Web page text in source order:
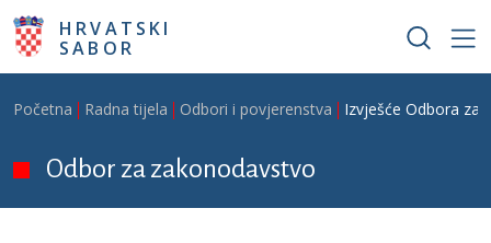
Skoči na glavni sadržaj
HRVATSKI
SABOR
Breadcrumb
Početna Radna tijela Odbori i povjerenstva Izvješće Odbora za
Odbor za zakonodavstvo